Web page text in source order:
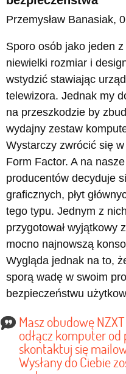
Przemysław Banasiak,
Sporo osób jako jeden
niewielki rozmiar i
wstydzić stawiając
telewizora. Jednak my
na przeszkodzie by
wydajny zestaw
Wystarczy zwrócić się
Form Factor. A na
producentów decyduje
graficznych, płyt
tego typu. Jednym z
przygotował wyjątkowy
mocno najnowszą
Wygląda jednak na to,
sporą wadę w swoim
bezpieczeństwu
Masz obudowę
odłącz komputer od
skontaktuj się
Wysłany do Ciebie